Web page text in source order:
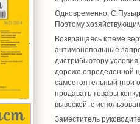
Одновременно,
Поэтому
Возвращаясь к теме
антимонопольные
дистрибьютору
дороже определенной
самостоятельный (при
продавать товары
вывеской, с
Заместитель